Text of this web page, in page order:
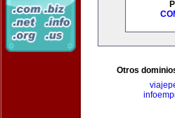
Otros